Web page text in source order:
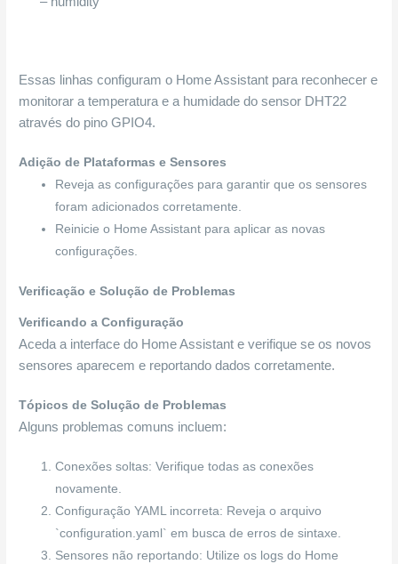
Essas linhas configuram o Home Assistant para reconhecer e
monitorar a temperatura e a humidade do sensor DHT22
através do pino GPIO4.
Adição de Plataformas e Sensores
Reveja as configurações para garantir que os sensores
foram adicionados corretamente.
Reinicie o Home Assistant para aplicar as novas
configurações.
Verificação e Solução de Problemas
Verificando a Configuração
Aceda a interface do Home Assistant e verifique se os novos
sensores aparecem e reportando dados corretamente.
Tópicos de Solução de Problemas
Alguns problemas comuns incluem:
Conexões soltas: Verifique todas as conexões
novamente.
Configuração YAML incorreta: Reveja o arquivo
`configuration.yaml` em busca de erros de sintaxe.
Sensores não reportando: Utilize os logs do Home